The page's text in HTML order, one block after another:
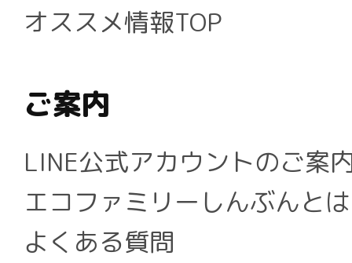
オススメ情報TOP
ご案内
LINE公式アカウントのご案
エコファミリーしんぶんとは
よくある質問